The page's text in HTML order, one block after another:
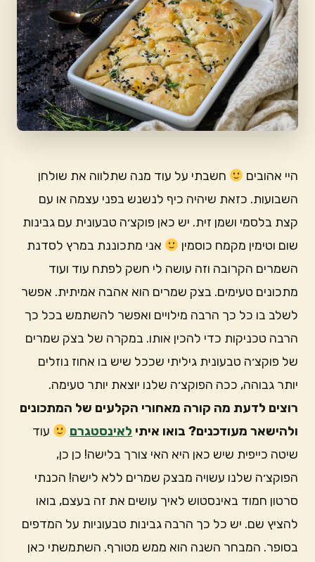
היי אהובים
חשבתי על עוד מנה שתלווה את שולחן
השבועות. כזאת שיהיה כיף לנשנש בפני עצמה או עם
קצת בלסמי ושמן זית. יש כאן פוקצ׳ה טבעונית עם גבינות
שום וטימין מקמח כוסמין
אני מתכוננת במרץ לסדנת
השמרים הקרובה וזה עושה לי חשק לפתח עוד ועוד
מתכונים טעימים. בצק שמרים הוא אהבה אמיתית. אפשר
לשלב בו כל כך הרבה מילויים ואפשר להשתמש בכל כך
הרבה טכניקות כדי להכין אותו. במקרה של בצק שמרים
של פוקצ׳ה טבעונית גיליתי שככל שיש בו אחוז נוזלים
יותר גבוהה, ככה הפוקצ׳ה שלנו יוצאת יותר טעימה.
רוצים לדעת מה קורה מאחורי הקלעים של המתכונים
ולהישאר מעודכנים? בואו איתי לאינסטגרם
עוד
שיטה כייפית שיש כאן היא האי צורך בלישה! כן כן,
הפוקצ׳ה שלנו עשויה מבצק שמרים ללא לישה! הכנתי
סרטון חמוד באינסטוש לאיך עושים את זה בעצם, בואו
להציץ שם. יש כל כך הרבה גבינות טבעוניות על המדפים
בסופר. המבחר השנה הוא ממש מטורף. השתמשתי כאן